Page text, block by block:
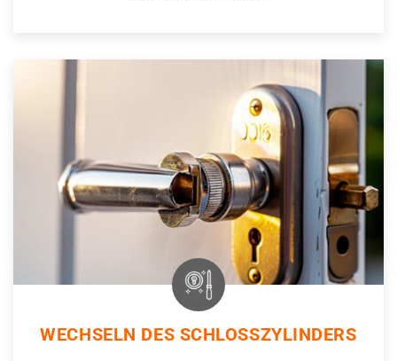
WECHSELN DES SCHLOSSZYLINDERS